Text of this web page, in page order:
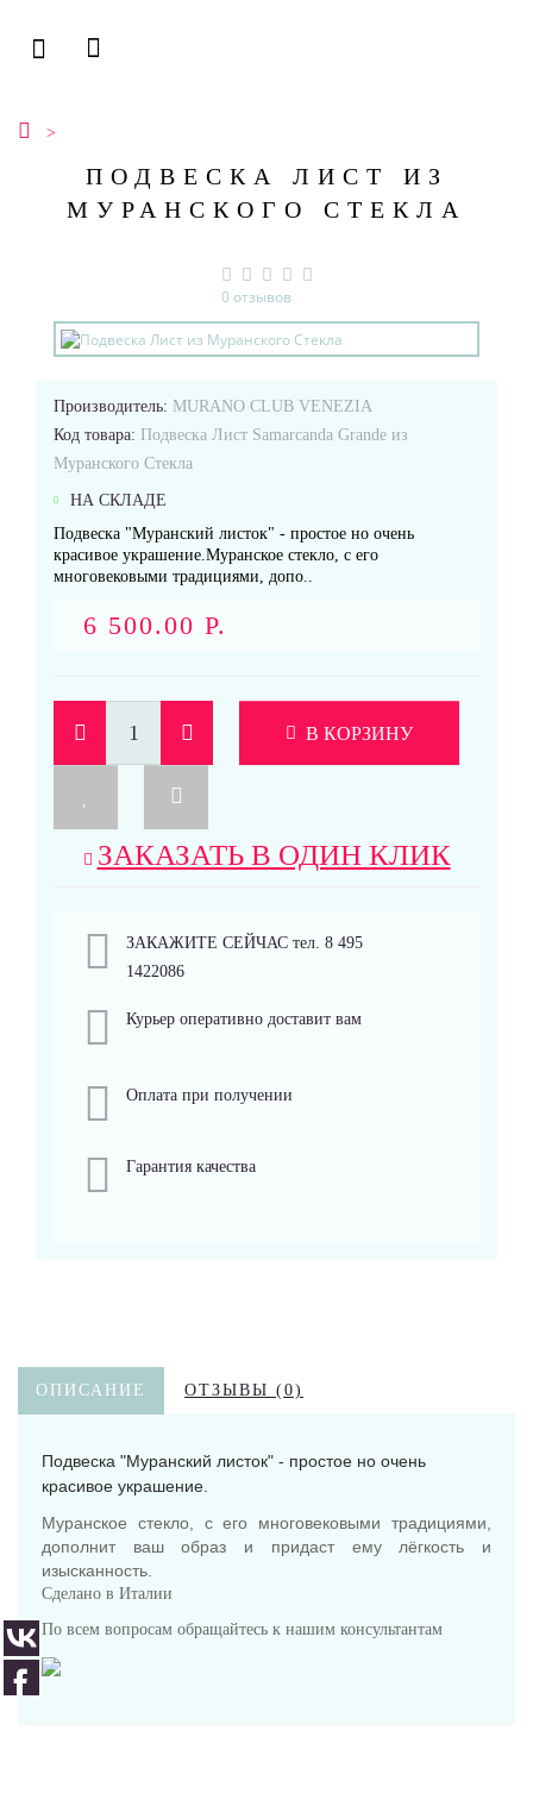
ПОДВЕСКА ЛИСТ ИЗ
МУРАНСКОГО СТЕКЛА
0 отзывов
Производитель: MURANO CLUB VENEZIA
Код товара: Подвеска Лист Samarcanda Grande из
Муранского Стекла
НА СКЛАДЕ
Подвеска "Муранский листок" - простое но очень
красивое украшение.Муранское стекло, с его
многовековыми традициями, допо..
6 500.00 Р.
В КОРЗИНУ
ЗАКАЗАТЬ В ОДИН КЛИК
ЗАКАЖИТЕ СЕЙЧАС тел. 8 495
1422086
Курьер оперативно доставит вам
Оплата при получении
Гарантия качества
ОПИСАНИЕ ОТЗЫВЫ (0)
Подвеска "Муранский листок" - простое но очень
красивое украшение.
Муранское стекло, с его многовековыми традициями,
дополнит ваш образ и придаст ему лёгкость и
изысканность.
Сделано в Италии
По всем вопросам обращайтесь к нашим консультантам